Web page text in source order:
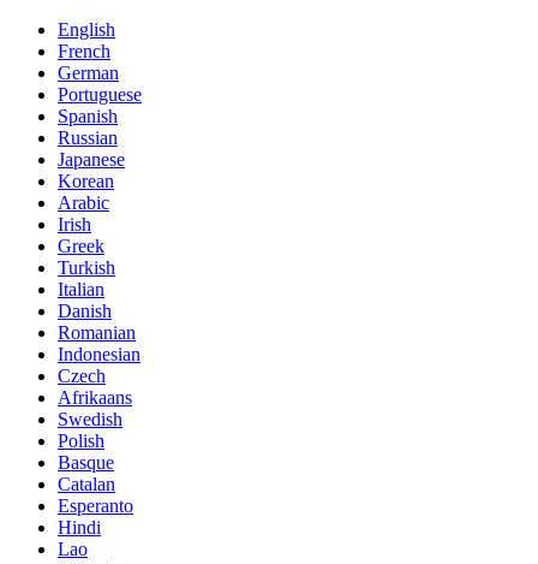
English
French
German
Portuguese
Spanish
Russian
Japanese
Korean
Arabic
Irish
Greek
Turkish
Italian
Danish
Romanian
Indonesian
Czech
Afrikaans
Swedish
Polish
Basque
Catalan
Esperanto
Hindi
Lao